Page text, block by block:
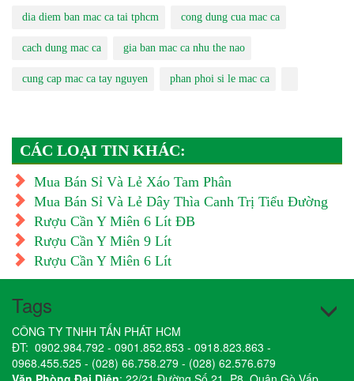
dia diem ban mac ca tai tphcm cong dung cua mac ca
cach dung mac ca gia ban mac ca nhu the nao
cung cap mac ca tay nguyen phan phoi si le mac ca
CÁC LOẠI TIN KHÁC:
Mua Bán Sỉ Và Lẻ Xáo Tam Phân
Mua Bán Sỉ Và Lẻ Dây Thìa Canh Trị Tiểu Đường
Rượu Cần Y Miên 6 Lít ĐB
Rượu Cần Y Miên 9 Lít
Rượu Cần Y Miên 6 Lít
Tags
CÔNG TY TNHH TẤN PHÁT HCM
ĐT: 0902.984.792 - 0901.852.853 - 0918.823.863 -
0968.455.525 - (028) 66.758.279 - (028) 62.576.679